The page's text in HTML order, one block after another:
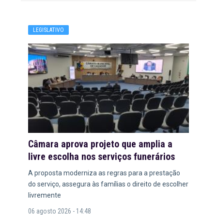
LEGISLATIVO
Câmara aprova projeto que amplia a
livre escolha nos serviços funerários
A proposta moderniza as regras para a prestação
do serviço, assegura às famílias o direito de escolher
livremente
06 agosto 2026 - 14:48